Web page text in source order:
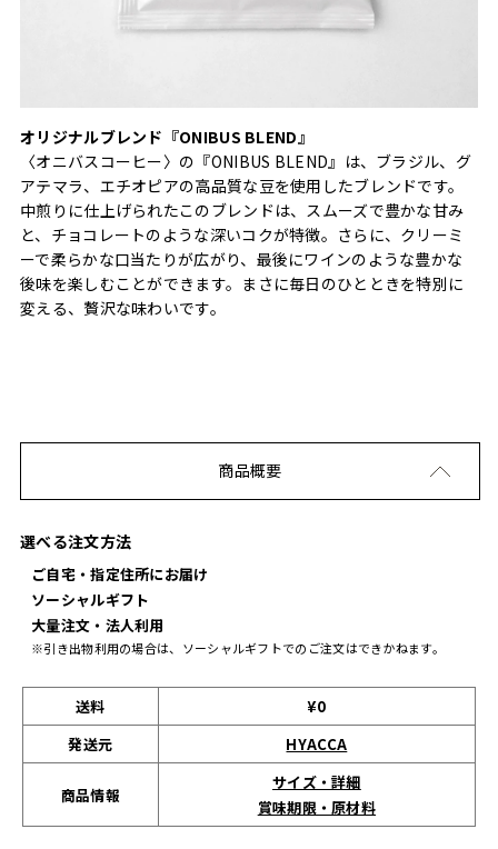
オリジナルブレンド『ONIBUS BLEND』
〈オニバスコーヒー〉の『ONIBUS BLEND』は、ブラジル、グ
アテマラ、エチオピアの高品質な豆を使用したブレンドです。
中煎りに仕上げられたこのブレンドは、スムーズで豊かな甘み
と、チョコレートのような深いコクが特徴。さらに、クリーミ
ーで柔らかな口当たりが広がり、最後にワインのような豊かな
後味を楽しむことができます。まさに毎日のひとときを特別に
変える、贅沢な味わいです。
商品概要
選べる注文方法
ご自宅・指定住所にお届け
ソーシャルギフト
大量注文・法人利用
※引き出物利用の場合は、ソーシャルギフトでのご注文はできかねます。
送料
¥0
発送元
HYACCA
商品情報
サイズ・詳細
賞味期限・原材料